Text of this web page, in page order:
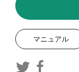
マニュアル